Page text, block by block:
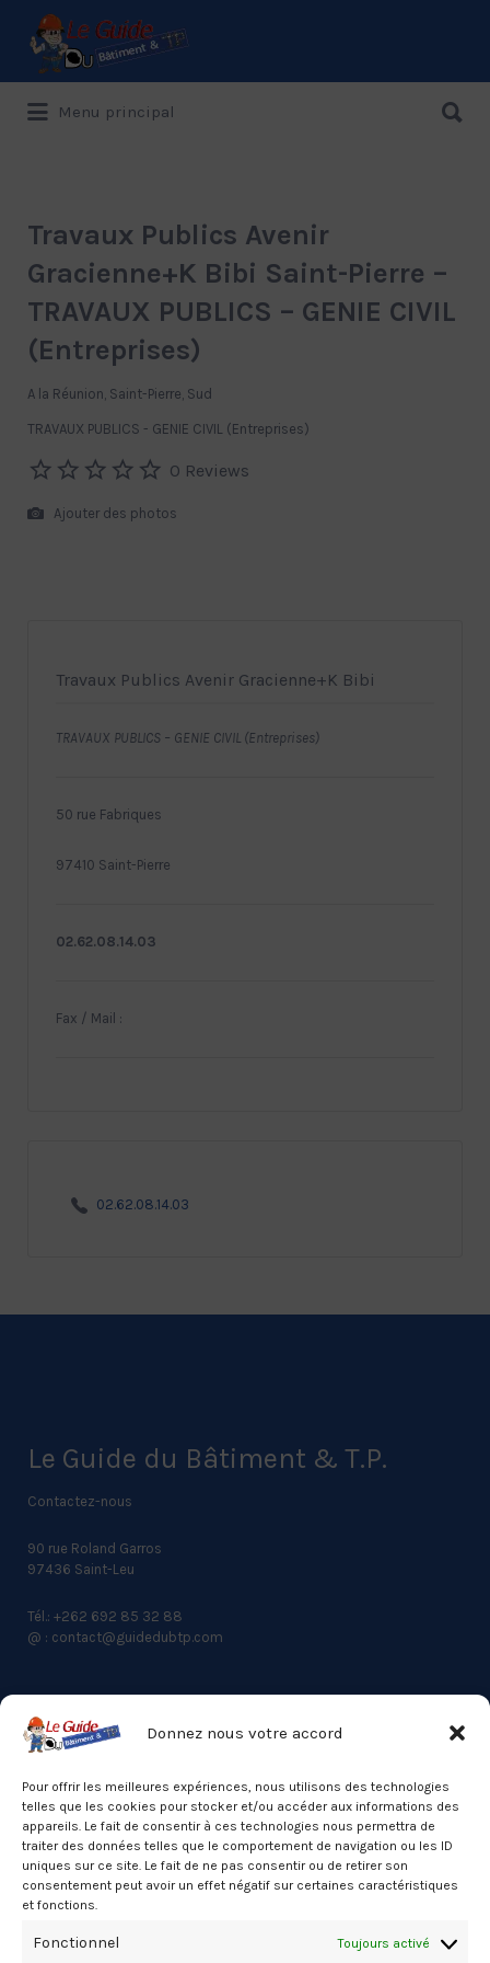
Donnez nous votre accord
Pour offrir les meilleures expériences, nous utilisons des technologies
telles que les cookies pour stocker et/ou accéder aux informations des
appareils. Le fait de consentir à ces technologies nous permettra de
traiter des données telles que le comportement de navigation ou les ID
uniques sur ce site. Le fait de ne pas consentir ou de retirer son
consentement peut avoir un effet négatif sur certaines caractéristiques
et fonctions.
Fonctionnel Toujours activé
Le Guide de référence depuis 1995
Rechercher:
Menu principal
Travaux Publics Avenir
Gracienne+K Bibi Saint-Pierre –
TRAVAUX PUBLICS – GENIE CIVIL
(Entreprises)
A la Réunion, Saint-Pierre, Sud
TRAVAUX PUBLICS - GENIE CIVIL (Entreprises)
0 Reviews
Ajouter des photos
Travaux Publics Avenir Gracienne+K Bibi
TRAVAUX PUBLICS – GENIE CIVIL (Entreprises)
50 rue Fabriques
97410 Saint-Pierre
02.62.08.14.03
Fax / Mail :
02.62.08.14.03
Le Guide du Bâtiment & T.P.
Contactez-nous
90 rue Roland Garros
97436 Saint-Leu
Tél.: +262 692 85 32 88
@ : contact@guidedubtp.com
ACCES RAPIDE
Actualités du BTP
Annuaire
Besoin d’un professionnel ?
Mentions légales